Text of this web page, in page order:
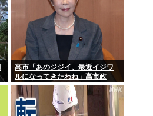
高市「あのジジイ、最近イジワ
ルになってきたわね」高市政
権、ついに麻生切り！嫌儲はど
っちにつくの